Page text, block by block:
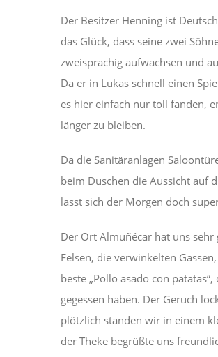
Der Besitzer Henning ist
das Glück, dass seine zwei
zweisprachig aufwachsen und
Da er in Lukas schnell einen
es hier einfach nur toll fanden,
länger zu bleiben.
Da die Sanitäranlagen
beim Duschen die Aussicht auf
lässt sich der Morgen doch
Der Ort Almuñécar hat uns sehr
Felsen, die verwinkelten
beste „Pollo asado con
gegessen haben. Der Geruch
plötzlich standen wir in einem
der Theke begrüßte uns